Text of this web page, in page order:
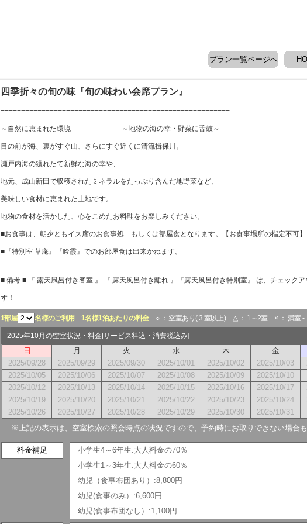
プラン一覧ページへ
四季折々の旬の味『旬の味わい会席プラン』
========================================================
～自然に恵まれた環境 ～地物の海の幸・野菜に舌鼓～
目の前が海、裏がすぐ山、さらにすぐ近くに清流揖保川。
瀬戸内海の獲れたて新鮮な海の幸や、
地元、成山新田で収穫されたミネラルをたっぷり含んだ地野菜など、
美味しい食材に恵まれた土地です。
地物の食材を活かした、心をこめたお料理をお楽しみください。
■お食事は、朝夕ともイス席のお食事処 もしくは部屋食となります。【お食事場所の指定不可】
■『特別室 草庵』『吟霞』でのお部屋食は出来かねます。
■ 備考 ■ 『 露天風呂付き客室 』 『 露天風呂付き離れ 』『露天風呂付き特別室』 は、チェック
す！
1部屋 名様のご利用 1名様1泊あたりの料金○ ： 空室あり( 3 室以上) △ ： 1～2室 × ： 満室 -
2025年10月の空室状況・料金[サービス料込・消費税込み]
日 月 火 水 木 金
2025/09/28
2025/09/29 2025/09/30 2025/10/01 2025/10/02 2025/10/03
2025/10/05
2025/10/06 2025/10/07 2025/10/08 2025/10/09 2025/10/10
2025/10/12
2025/10/13 2025/10/14 2025/10/15 2025/10/16 2025/10/17
2025/10/19
2025/10/20 2025/10/21 2025/10/22 2025/10/23 2025/10/24
2025/10/26
2025/10/27 2025/10/28 2025/10/29 2025/10/30 2025/10/31
※上記の表示は、空室検索の照会時点の状況ですので、予約時にお取りできない場合も
料金補足
小学生4～6年生:大人料金の70％
小学生1～3年生:大人料金の60％
幼児（食事布団あり）:8,800円
幼児(食事のみ）:6,600円
幼児(食事布団なし）:1,100円